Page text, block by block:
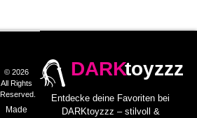
DARKtoyzzz
Entdecke deine Favoriten bei
DARKtoyzzz – stilvoll &
© 2026
All Rights
Reserved.
Made